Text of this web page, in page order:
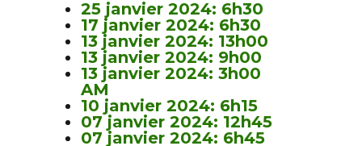
25 janvier 2024: 6h30
17 janvier 2024: 6h30
13 janvier 2024: 13h00
13 janvier 2024: 9h00
13 janvier 2024: 3h00
AM
10 janvier 2024: 6h15
07 janvier 2024: 12h45
07 janvier 2024: 6h45